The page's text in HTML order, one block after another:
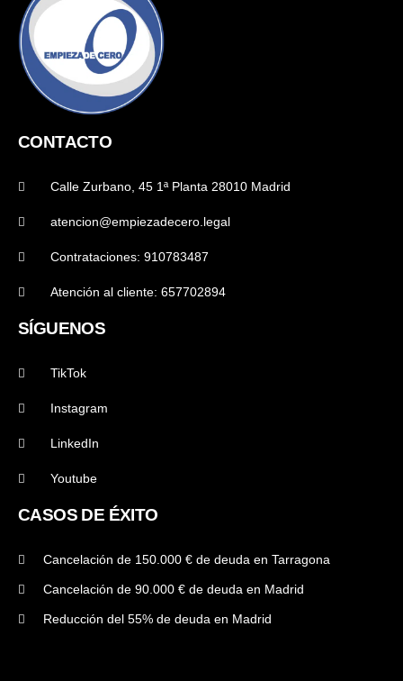
CONTACTO
Calle Zurbano, 45 1ª Planta 28010 Madrid
atencion@empiezadecero.legal
Contrataciones: 910783487
Atención al cliente: 657702894
SÍGUENOS
TikTok
Instagram
LinkedIn
Youtube
CASOS DE ÉXITO
Cancelación de 150.000 € de deuda en Tarragona
Cancelación de 90.000 € de deuda en Madrid
Reducción del 55% de deuda en Madrid